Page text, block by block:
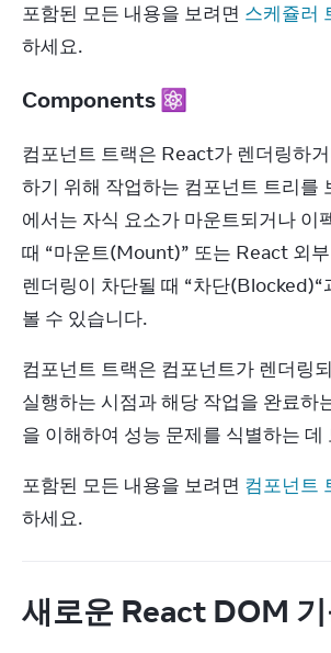
포함된 모든 내용을 보려면 스케쥴러
하세요.
Components ⚛
컴포넌트 트랙은 React가 렌더링하
하기 위해 작업하는 컴포넌트 트리를
에서는 자식 요소가 마운트되거나 이
때 “마운트(Mount)” 또는 React 외
렌더링이 차단될 때 “차단(Blocked)“
볼 수 있습니다.
컴포넌트 트랙은 컴포넌트가 렌더링
실행하는 시점과 해당 작업을 완료하
을 이해하여 성능 문제를 식별하는 데
포함된 모든 내용을 보려면 컴포넌트
하세요.
새로운 React DOM